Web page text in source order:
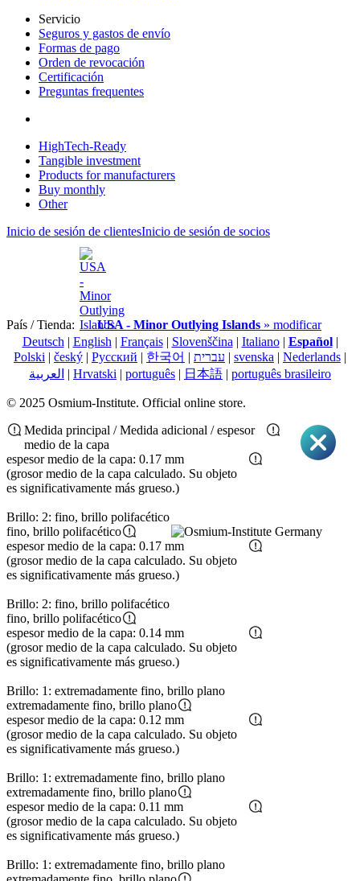
Servicio
Seguros y gastos de envío
Formas de pago
Orden de revocación
Certificación
Preguntas frequentes
HighTech-Ready
Tangible investment
Products for manufacturers
Buy monthly
Other
Inicio de sesión de clientesInicio de sesión de socios
País / Tienda: USA - Minor Outlying Islands » modificar
Deutsch | English | Français| Slovenščina | Italiano| Español|
Polski | český | Pусский | 한국어 | עברית | svenska | Nederlands |
العربية | Hrvatski | português | 日本語 | português brasileiro
© 2025 Osmium-Institute. Official online store.
Medida principal / Medida adicional / espesor
medio de la capa
espesor medio de la capa: 0.17 mm
(grosor medio de la capa calculado. Su objeto
es significativamente más grueso.)
Brillo: 2: fino, brillo polifacético
fino, brillo polifacético
espesor medio de la capa: 0.17 mm
(grosor medio de la capa calculado. Su objeto
es significativamente más grueso.)
Brillo: 2: fino, brillo polifacético
fino, brillo polifacético
espesor medio de la capa: 0.14 mm
(grosor medio de la capa calculado. Su objeto
es significativamente más grueso.)
Brillo: 1: extremadamente fino, brillo plano
extremadamente fino, brillo plano
espesor medio de la capa: 0.12 mm
(grosor medio de la capa calculado. Su objeto
es significativamente más grueso.)
Brillo: 1: extremadamente fino, brillo plano
extremadamente fino, brillo plano
espesor medio de la capa: 0.11 mm
(grosor medio de la capa calculado. Su objeto
es significativamente más grueso.)
Brillo: 1: extremadamente fino, brillo plano